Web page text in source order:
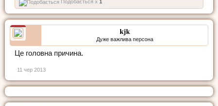
Подобається x 1
kjk
Дуже важлива персона
Це головна причина.
11 чер 2013